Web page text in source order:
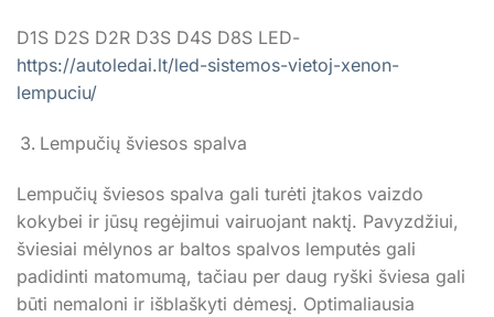
D1S D2S D2R D3S D4S D8S LED-
https://autoledai.lt/led-sistemos-vietoj-xenon-
lempuciu/
Lempučių šviesos spalva
Lempučių šviesos spalva gali turėti įtakos vaizdo
kokybei ir jūsų regėjimui vairuojant naktį. Pavyzdžiui,
šviesiai mėlynos ar baltos spalvos lemputės gali
padidinti matomumą, tačiau per daug ryški šviesa gali
būti nemaloni ir išblaškyti dėmesį. Optimaliausia